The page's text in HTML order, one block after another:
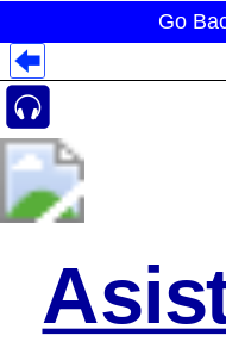
Go
Despliegues
Despliegues
Despliegues por